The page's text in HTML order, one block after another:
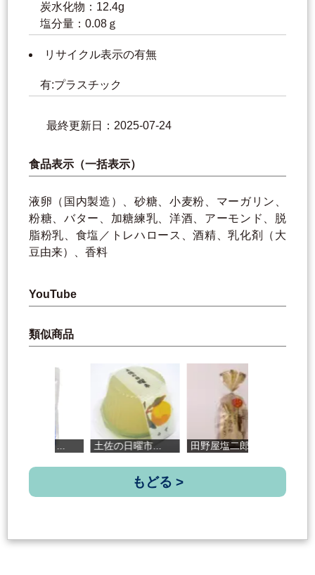
炭水化物：12.4g
塩分量：0.08ｇ
リサイクル表示の有無
有:プラスチック
最終更新日：2025-07-24
食品表示（一括表示）
液卵（国内製造）、砂糖、小麦粉、マーガリン、
粉糖、バター、加糖練乳、洋酒、アーモンド、脱
脂粉乳、食塩／トレハロース、酒精、乳化剤（大
豆由来）、香料
YouTube
類似商品
土佐の日曜市... 田野屋塩二郎... 百一珍 青の...
もどる >